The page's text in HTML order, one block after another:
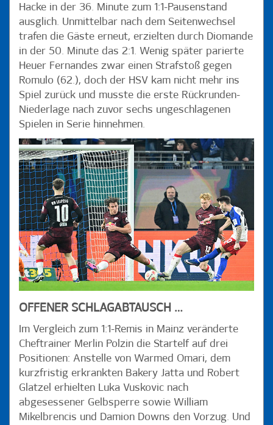
Hacke in der 36. Minute zum 1:1-Pausenstand
ausglich. Unmittelbar nach dem Seitenwechsel
trafen die Gäste erneut, erzielten durch Diomande
in der 50. Minute das 2:1. Wenig später parierte
Heuer Fernandes zwar einen Strafstoß gegen
Romulo (62.), doch der HSV kam nicht mehr ins
Spiel zurück und musste die erste Rückrunden-
Niederlage nach zuvor sechs ungeschlagenen
Spielen in Serie hinnehmen.
OFFENER SCHLAGABTAUSCH …
Im Vergleich zum 1:1-Remis in Mainz veränderte
Cheftrainer Merlin Polzin die Startelf auf drei
Positionen: Anstelle von Warmed Omari, dem
kurzfristig erkrankten Bakery Jatta und Robert
Glatzel erhielten Luka Vuskovic nach
abgesessener Gelbsperre sowie William
Mikelbrencis und Damion Downs den Vorzug. Und